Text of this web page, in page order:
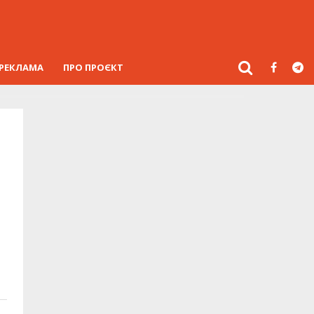
ПРО ПРОЄКТ